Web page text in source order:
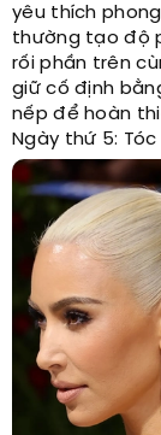
yêu thích
thường tạo độ
rối phần trên
giữ cố định
nếp để hoàn
Ngày thứ 5: